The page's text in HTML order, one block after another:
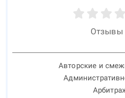
Отзывы
Авторские и